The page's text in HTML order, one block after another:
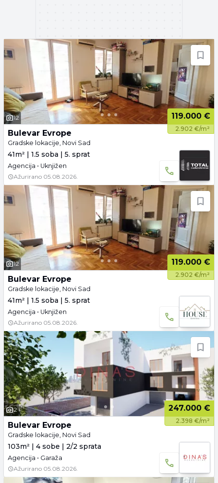
12 119.000 €
2.902 €/m²
Bulevar Evrope
Gradske lokacije, Novi Sad
41m² | 1.5 soba | 5. sprat
Agencija • Uknjižen
Ažurirano 05.08.2026.
12 119.000 €
2.902 €/m²
Bulevar Evrope
Gradske lokacije, Novi Sad
41m² | 1.5 soba | 5. sprat
Agencija • Uknjižen
Ažurirano 05.08.2026.
2 247.000 €
2.398 €/m²
Bulevar Evrope
Gradske lokacije, Novi Sad
103m² | 4 sobe | 2/2 sprata
Agencija • Garaža
Ažurirano 05.08.2026.